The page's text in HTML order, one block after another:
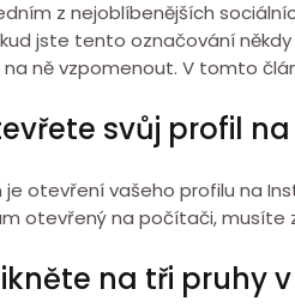
z nejoblíbenějších
jste tento označování
ně vzpomenout. V tomto
svůj profil
je otevření vašeho profilu na
otevřený na počítači, musíte
na tři